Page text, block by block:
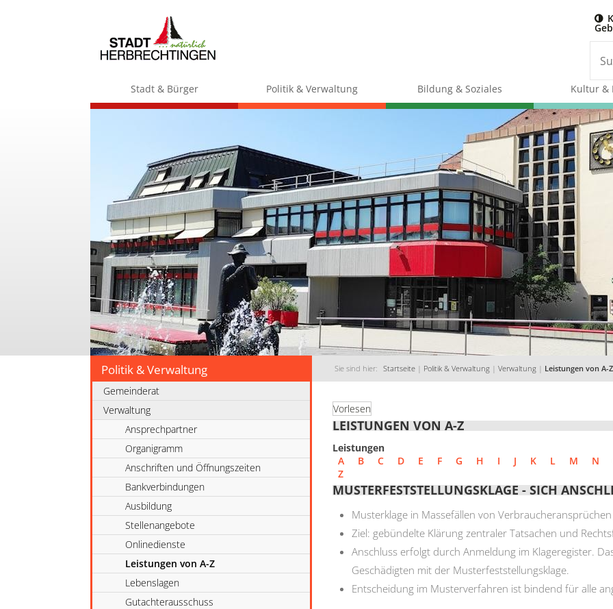
Stadt & Bürger Politik & Verwaltung Bildung & Soziales Kultur &
Politik & Verwaltung Sie sind hier: Startseite | Politik & Verwaltung | Verwaltung | Leistungen von A-Z
Gemeinderat
Verwaltung
Ansprechpartner
Organigramm
Anschriften und Öffnungszeiten
Bankverbindungen
Ausbildung
Stellenangebote
Onlinedienste
Leistungen von A-Z
Lebenslagen
Gutachterausschuss
Vorlesen
LEISTUNGEN VON A-Z
Leistungen
A
B C D E F G H I J K L M N
Z
MUSTERFESTSTELLUNGSKLAGE - SICH
Musterklage in Massefällen von
Ziel: gebündelte Klärung zentraler Tatsachen und
Anschluss erfolgt durch Anmeldung im Klageregister.
Geschädigten mit der Musterfeststellungsklage.
Entscheidung im Musterverfahren ist bindend für alle